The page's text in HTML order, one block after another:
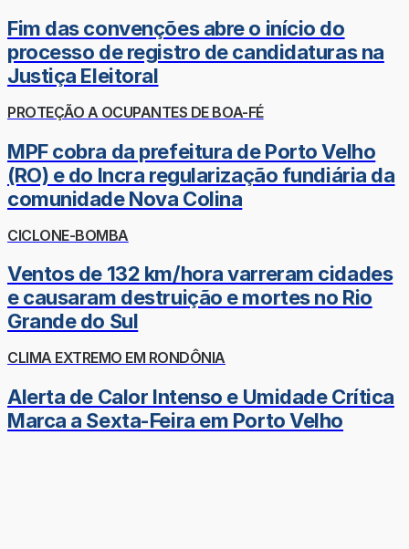
Fim das convenções abre o início do
processo de registro de candidaturas na
Justiça Eleitoral
PROTEÇÃO A OCUPANTES DE BOA-FÉ
MPF cobra da prefeitura de Porto Velho
(RO) e do Incra regularização fundiária da
comunidade Nova Colina
CICLONE-BOMBA
Ventos de 132 km/hora varreram cidades
e causaram destruição e mortes no Rio
Grande do Sul
CLIMA EXTREMO EM RONDÔNIA
Alerta de Calor Intenso e Umidade Crítica
Marca a Sexta-Feira em Porto Velho